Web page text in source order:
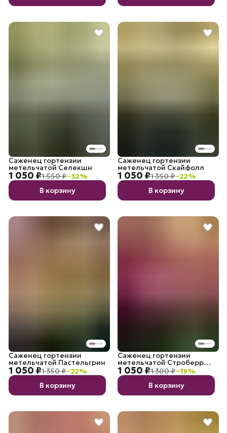
1 050 ₽1 550 ₽−32%
Саженец гортензии
метельчатой Селекшн
В корзину
1 050 ₽1 350 ₽−22%
Саженец гортензии
метельчатой Скайфолл
В корзину
1 050 ₽1 350 ₽−22%
Саженец гортензии
метельчатой Пастельгрин
В корзину
1 050 ₽1 300 ₽−19%
Саженец гортензии
метельчатой Строберри
Блоссом
В корзину